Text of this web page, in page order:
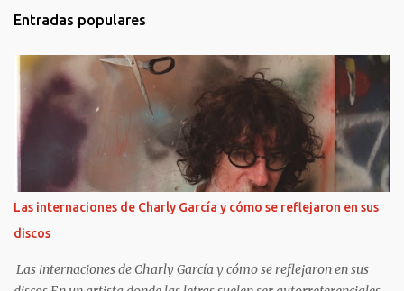
Entradas populares
Las internaciones de Charly García y cómo se reflejaron en sus
discos
Las internaciones de Charly García y cómo se reflejaron en sus